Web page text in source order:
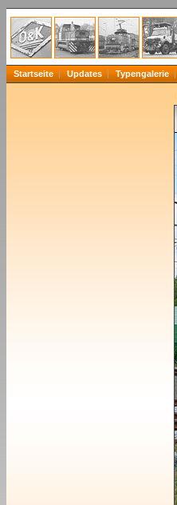
Startseite Updates Typengalerie